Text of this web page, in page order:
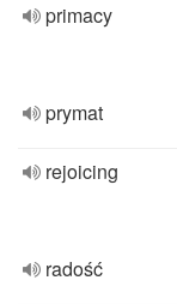
primacy
prymat
rejoicing
radość